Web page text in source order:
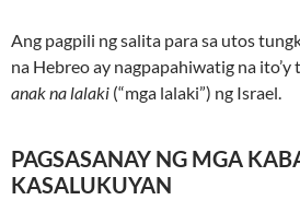
Ang pagpili ng salita para sa utos
na Hebreo ay nagpapahiwatig na
anak na lalaki (“mga lalaki”) ng Israel.
PAGSASANAY NG MGA
KASALUKUYAN